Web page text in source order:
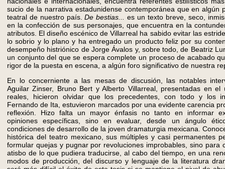
sucio de la narrativa estadunidense contemporánea que en algún
teatral de nuestro país.De bestias...
es un texto breve, seco,
en la confección de sus personajes, que encuentra en la
atributos. El diseño escénico de Villarreal ha sabido evitar las
lo sobrio y lo plano y ha entregado un producto feliz por su
desempeño histriónico de Jorge Ávalos y, sobre todo, de Beatriz
un conjunto del que se espera complete un proceso de acabado
rigor de la puesta en escena, a algún foro significativo de nuestra
En lo concerniente a las mesas de discusión, las notables
Aguilar Zinser, Bruno Bert y Alberto Villarreal, presentadas en el
reales, hicieron olvidar que los precedentes, con todo y los
Fernando de Ita, estuvieron marcados por una evidente carencia
reflexión. Hizo falta un mayor énfasis no tanto en informar
opiniones específicas, sino en evaluar, desde un ángulo
condiciones de desarrollo de la joven dramaturgia mexicana.
histórica del teatro mexicano, sus múltiples y casi permanentes
formular quejas y pugnar por revoluciones improbables, sino para
atisbo de lo que pudiera traducirse, al cabo del tiempo, en una
modos de producción, del discurso y lenguaje de la literatura